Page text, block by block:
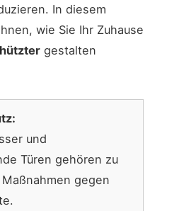
In diesem
wie Sie Ihr Zuhause
gestalten
und
Türen gehören zu
gegen